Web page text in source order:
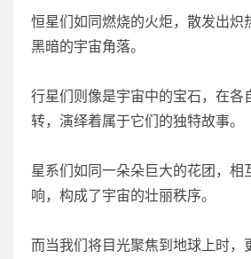
恒星们如同燃烧的火炬，散发出炽
黑暗的宇宙角落。
行星们则像是宇宙中的宝石，在各
转，演绎着属于它们的独特故事。
星系们如同一朵朵巨大的花团，相
响，构成了宇宙的壮丽秩序。
而当我们将目光聚焦到地球上时，